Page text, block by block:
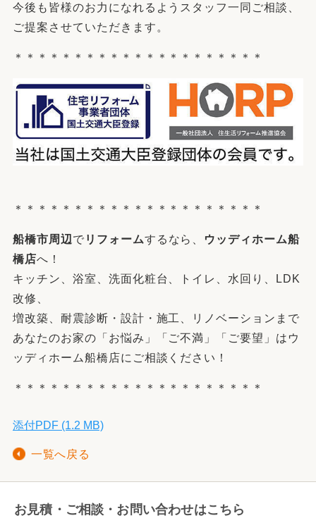
今後も皆様のお力になれるようスタッフ一同ご相談、
ご提案させていただきます。
＊＊＊＊＊＊＊＊＊＊＊＊＊＊＊＊＊＊＊＊＊
＊＊＊＊＊＊＊＊＊＊＊＊＊＊＊＊＊＊＊＊＊
船橋市周辺で リフォームするなら、 ウッディホーム船
橋店へ！
キッチン、浴室、洗面化粧台、トイレ、水回り、LDK
改修、
増改築、耐震診断・設計・施工、リノベーションまで
あなたのお家の「お悩み」「ご不満」「ご要望」はウ
ッディホーム船橋店にご相談ください！
＊＊＊＊＊＊＊＊＊＊＊＊＊＊＊＊＊＊＊＊＊
添付PDF (1.2 MB)
一覧へ戻る
お見積・ご相談・お問い合わせはこちら